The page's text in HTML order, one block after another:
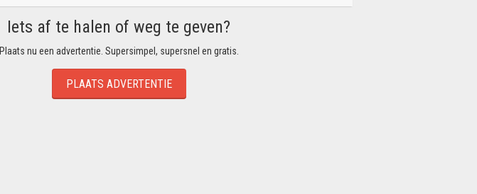
Iets af te halen of weg te geven?
Plaats nu een advertentie. Supersimpel, supersnel en gratis.
PLAATS ADVERTENTIE